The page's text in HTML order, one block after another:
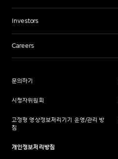
Investors
Careers
문의하기
시청자위원회
고정형 영상정보처리기기 운영/관리 방
침
개인정보처리방침